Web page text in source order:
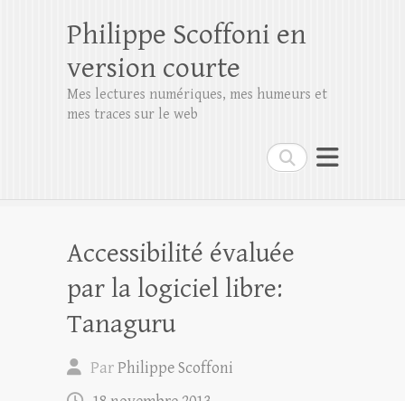
Rechercher
Philippe Scoffoni en
version courte
Mes lectures numériques, mes humeurs et
mes traces sur le web
Accessibilité évaluée
par la logiciel libre:
Tanaguru
ParPhilippe Scoffoni